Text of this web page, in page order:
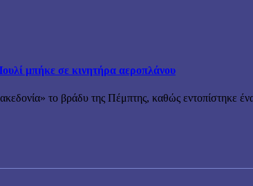
μπήκε σε κινητήρα αεροπλάνου
το βράδυ της Πέμπτης, καθώς εντοπίστηκε